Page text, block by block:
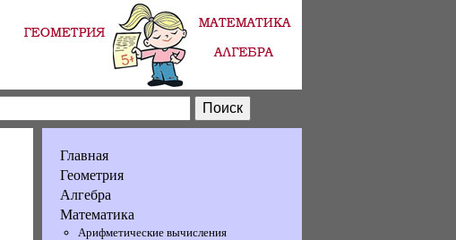
Главная
Геометрия
Алгебра
Математика
Арифметические вычисления